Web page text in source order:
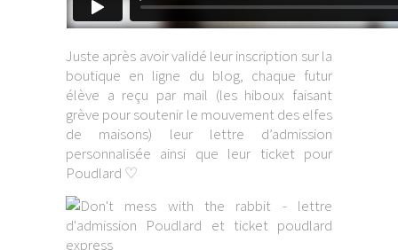
Juste après avoir validé leur inscription sur la
boutique en ligne du blog, chaque futur
élève a reçu par mail (les hiboux faisant
grève pour soutenir le mouvement des elfes
de maisons) leur lettre d’admission
personnalisée ainsi que leur ticket pour
Poudlard ♡